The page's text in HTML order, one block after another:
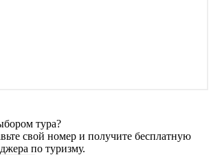
тура?
свой номер и получите бесплатную
по туризму.